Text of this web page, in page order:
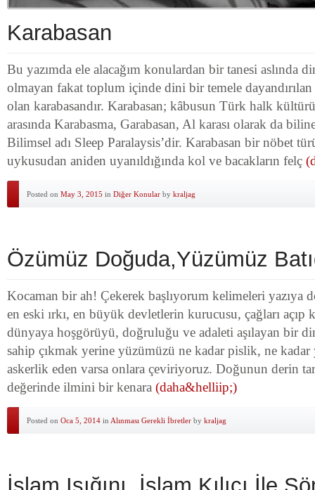
Karabasan
Bu yazımda ele alacağım konulardan bir tanesi aslında
olmayan fakat toplum içinde dini bir temele
olan karabasandır. Karabasan; kâbusun Türk halk
arasında Karabasma, Garabasan, Al karası olarak da
Bilimsel adı Sleep Paralaysis’dir. Karabasan bir nöbet
uykusudan aniden uyanıldığında kol ve bacakların felç
Posted on May 3, 2015 in Diğer Konular by kraljag
Özümüz Doğuda,Yüzümüz
Kocaman bir ah! Çekerek başlıyorum kelimeleri yazıya
en eski ırkı, en büyük devletlerin kurucusu, çağları
dünyaya hoşgörüyü, doğruluğu ve adaleti aşılayan bir
sahip çıkmak yerine yüzümüzü ne kadar pislik, ne kadar
askerlik eden varsa onlara çeviriyoruz. Doğunun derin
değerinde ilmini bir kenara (daha&helliip;)
Posted on Oca 5, 2014 in Alınması Gerekli İbretler by kraljag